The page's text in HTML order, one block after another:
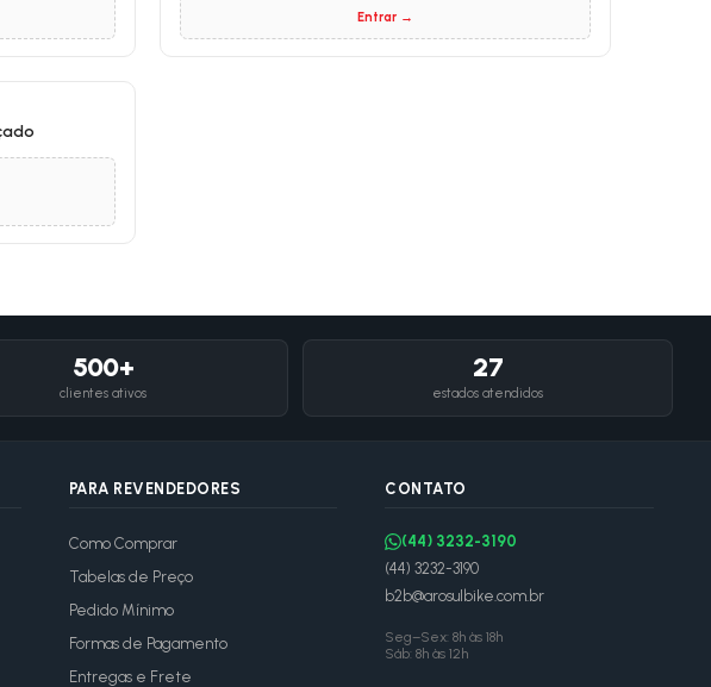
Entrar →
500+
clientes ativos
27
estados atendidos
PARA REVENDEDORES
Como Comprar
Tabelas de Preço
Pedido Mínimo
Formas de Pagamento
Entregas e Frete
CONTATO
(44) 3232-3190
(44) 3232-3190
b2b@arosulbike.com.br
Seg–Sex: 8h às 18h
Sáb: 8h às 12h